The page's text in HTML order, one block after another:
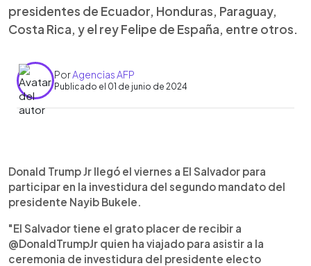
presidentes de Ecuador, Honduras, Paraguay,
Costa Rica, y el rey Felipe de España, entre otros.
PorAgencias AFP
Publicado el 01 de junio de 2024
► Escuchar artículo
Donald Trump Jr llegó el viernes a El Salvador para
participar en la investidura del segundo mandato del
presidente Nayib Bukele.
"El Salvador tiene el grato placer de recibir a
@DonaldTrumpJr quien ha viajado para asistir a la
ceremonia de investidura del presidente electo